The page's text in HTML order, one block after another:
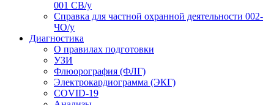
001 СВ/у
Справка для частной охранной деятельности 002-
ЧО/у
Диагностика
О правилах подготовки
УЗИ
Флюорография (ФЛГ)
Электрокардиограмма (ЭКГ)
COVID-19